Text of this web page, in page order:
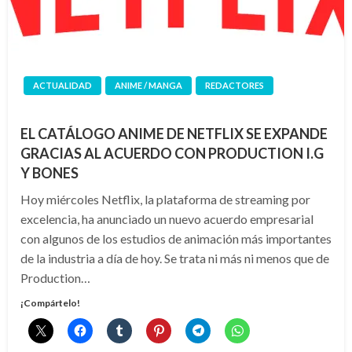
ACTUALIDAD ANIME / MANGA REDACTORES
EL CATÁLOGO ANIME DE NETFLIX SE EXPANDE
GRACIAS AL ACUERDO CON PRODUCTION I.G
Y BONES
Hoy miércoles Netflix, la plataforma de streaming por
excelencia, ha anunciado un nuevo acuerdo empresarial
con algunos de los estudios de animación más importantes
de la industria a día de hoy. Se trata ni más ni menos que de
Production…
¡Compártelo!